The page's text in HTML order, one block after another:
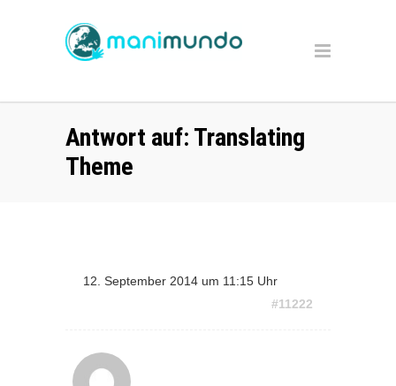
Antwort auf: Translating
Theme
12. September 2014 um 11:15 Uhr
#11222